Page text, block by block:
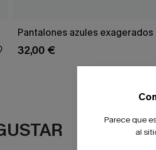
Pantalones azules exagerados
32,00 €
Parece que
al